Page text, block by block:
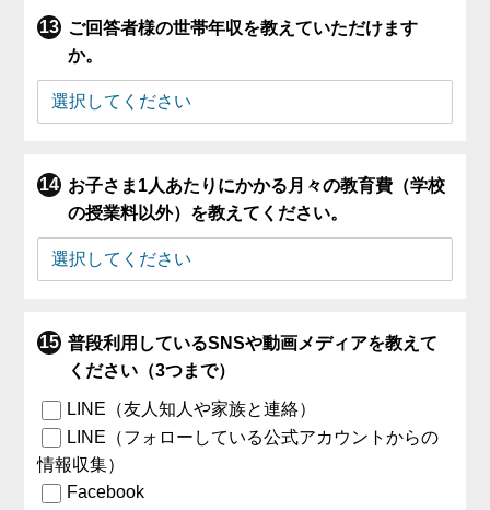
ご回答者様の世帯年収を教えていただけます
か。
お子さま1人あたりにかかる月々の教育費（学校
の授業料以外）を教えてください。
普段利用しているSNSや動画メディアを教えて
ください（3つまで）
LINE（友人知人や家族と連絡）
LINE（フォローしている公式アカウントからの
情報収集）
Facebook